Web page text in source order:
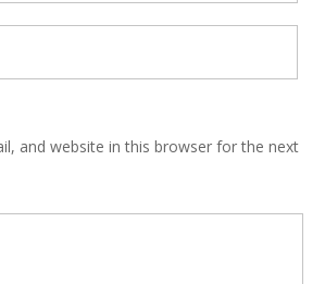
and website in this browser for the next